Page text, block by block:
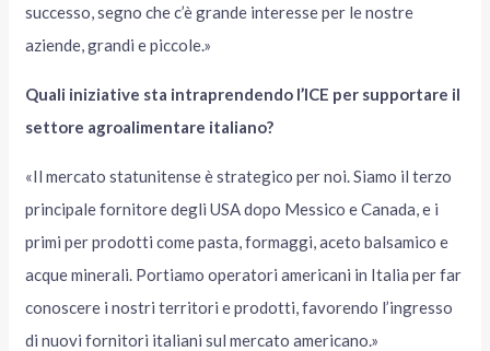
successo, segno che c’è grande interesse per le nostre
aziende, grandi e piccole.»
Quali iniziative sta intraprendendo l’ICE per supportare il
settore agroalimentare italiano?
«Il mercato statunitense è strategico per noi. Siamo il terzo
principale fornitore degli USA dopo Messico e Canada, e i
primi per prodotti come pasta, formaggi, aceto balsamico e
acque minerali. Portiamo operatori americani in Italia per far
conoscere i nostri territori e prodotti, favorendo l’ingresso
di nuovi fornitori italiani sul mercato americano.»